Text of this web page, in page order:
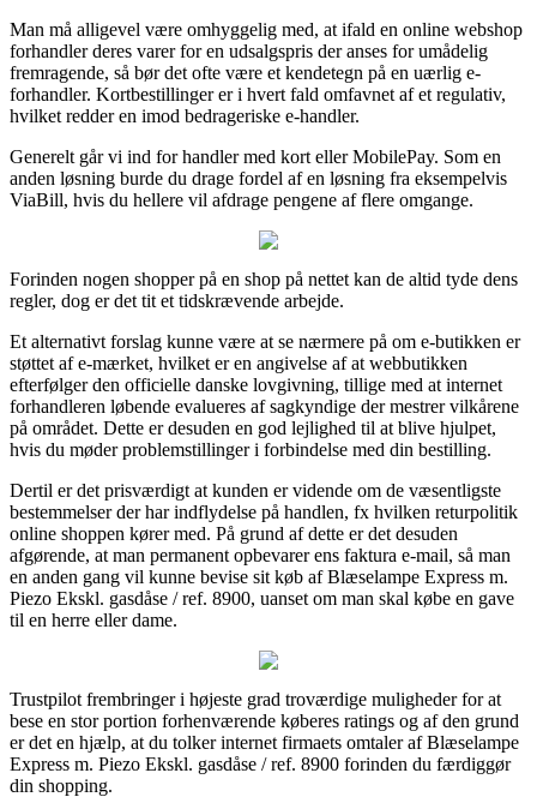
Man må alligevel være omhyggelig med, at ifald en online webshop
forhandler deres varer for en udsalgspris der anses for umådelig
fremragende, så bør det ofte være et kendetegn på en uærlig e-
forhandler. Kortbestillinger er i hvert fald omfavnet af et regulativ,
hvilket redder en imod bedrageriske e-handler.
Generelt går vi ind for handler med kort eller MobilePay. Som en
anden løsning burde du drage fordel af en løsning fra eksempelvis
ViaBill, hvis du hellere vil afdrage pengene af flere omgange.
Forinden nogen shopper på en shop på nettet kan de altid tyde dens
regler, dog er det tit et tidskrævende arbejde.
Et alternativt forslag kunne være at se nærmere på om e-butikken er
støttet af e-mærket, hvilket er en angivelse af at webbutikken
efterfølger den officielle danske lovgivning, tillige med at internet
forhandleren løbende evalueres af sagkyndige der mestrer vilkårene
på området. Dette er desuden en god lejlighed til at blive hjulpet,
hvis du møder problemstillinger i forbindelse med din bestilling.
Dertil er det prisværdigt at kunden er vidende om de væsentligste
bestemmelser der har indflydelse på handlen, fx hvilken returpolitik
online shoppen kører med. På grund af dette er det desuden
afgørende, at man permanent opbevarer ens faktura e-mail, så man
en anden gang vil kunne bevise sit køb af Blæselampe Express m.
Piezo Ekskl. gasdåse / ref. 8900, uanset om man skal købe en gave
til en herre eller dame.
Trustpilot frembringer i højeste grad troværdige muligheder for at
bese en stor portion forhenværende køberes ratings og af den grund
er det en hjælp, at du tolker internet firmaets omtaler af Blæselampe
Express m. Piezo Ekskl. gasdåse / ref. 8900 forinden du færdiggør
din shopping.